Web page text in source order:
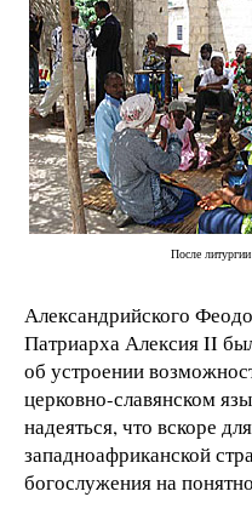
После литургии
Александрийского
Патриарха Алексия II
об устроении
церковно-славянском
надеяться, что вскоре
западноафриканской
богослужения на